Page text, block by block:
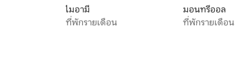
ไมอามี
ที่พักรายเดือน
มอนทรีออล
ที่พักรายเดือน